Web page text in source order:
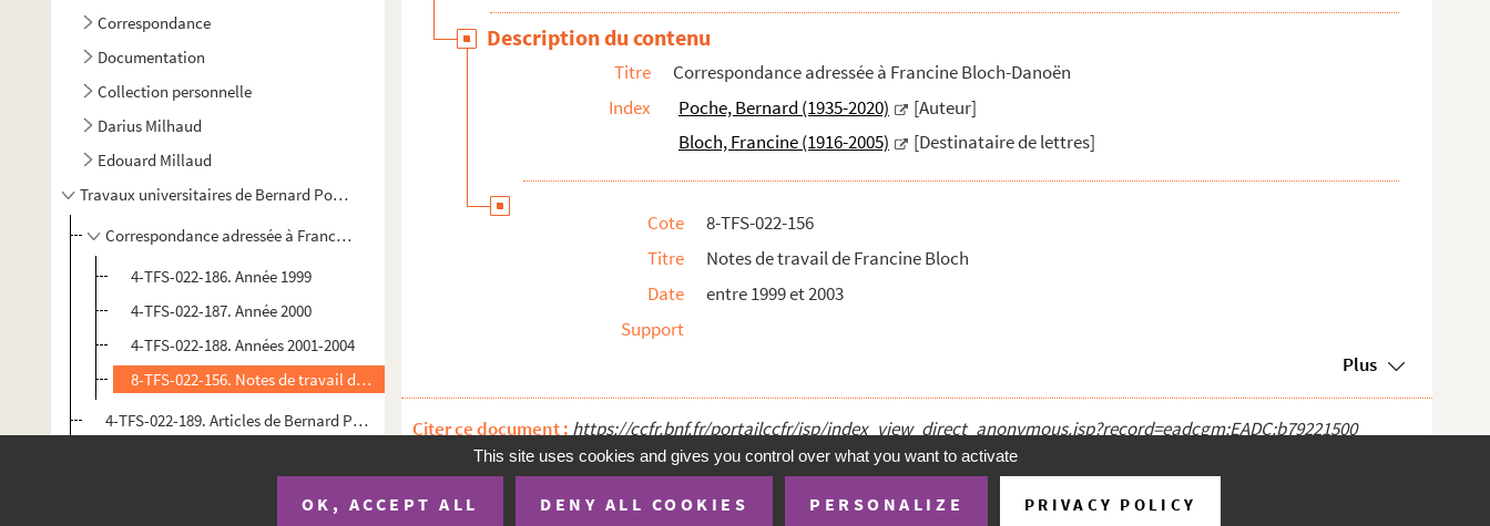
Correspondance
Documentation
Collection personnelle
Darius Milhaud
Edouard Millaud
Travaux universitaires de Bernard Poche
Correspondance adressée à Francine Bloch-Danoën
4-TFS-022-186. Année 1999
4-TFS-022-187. Année 2000
4-TFS-022-188. Années 2001-2004
8-TFS-022-156. Notes de travail de Francine Bloch
4-TFS-022-189. Articles de Bernard Poche
Description du contenu
Titre
Correspondance adressée à Francine Bloch-Danoën
Index
Poche, Bernard (1935-2020)
[Auteur]
Bloch, Francine (1916-2005)
[Destinataire de lettres]
Cote
8-TFS-022-156
Titre
Notes de travail de Francine Bloch
Date
entre 1999 et 2003
Support
Plus
Citer ce document : https://ccfr.bnf.fr/portailccfr/jsp/index_view_direct_anonymous.jsp?record=eadcgm:EADC:b79221500
This site uses cookies and gives you control over what you want to activate
OK, ACCEPT ALL DENY ALL COOKIES PERSONALIZE PRIVACY POLICY